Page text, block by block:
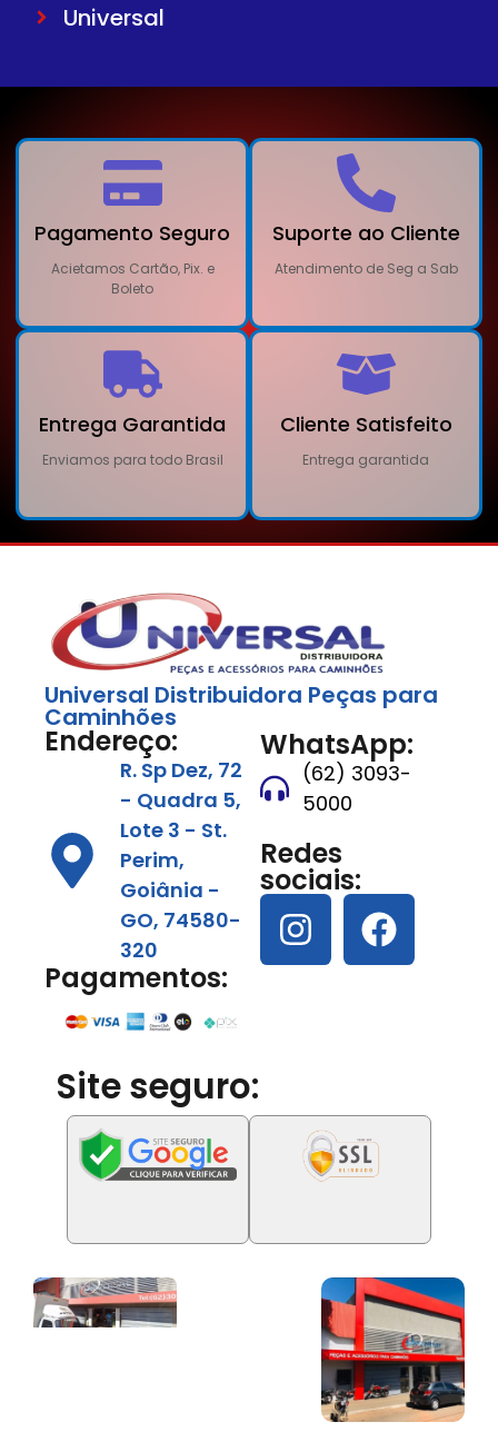
Universal
Pagamento Seguro
Acietamos Cartão, Pix. e
Boleto
Suporte ao Cliente
Atendimento de Seg a Sab
Entrega Garantida
Enviamos para todo Brasil
Cliente Satisfeito
Entrega garantida
Universal Distribuidora Peças para
Caminhões
Endereço:
R. Sp Dez, 72
- Quadra 5,
Lote 3 - St.
Perim,
Goiânia -
GO, 74580-
320
Pagamentos:
WhatsApp:
(62) 3093-
5000
Redes
sociais:
Site seguro: